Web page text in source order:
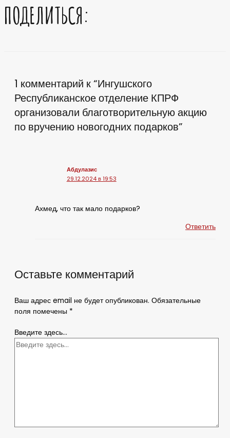
ПОДЕЛИТЬСЯ:
1 комментарий к “Ингушского
Республиканское отделение КПРФ
организовали благотворительную акцию
по вручению новогодних подарков”
Абдулазис
29.12.2024 в 19:53
Ахмед, что так мало подарков?
Ответить
Оставьте комментарий
Ваш адрес email не будет опубликован. Обязательные
поля помечены *
Введите здесь...